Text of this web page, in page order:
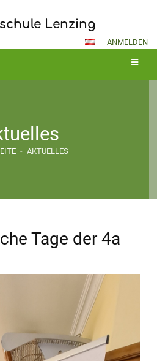
Lenzing
ANMELDEN
- AKTUELLES
Tage der 4a